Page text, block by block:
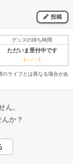
投稿
グッズの待ち時間
ただいま受付中です
[---／---]
ライブとは異なる場合があ
ん。
か？